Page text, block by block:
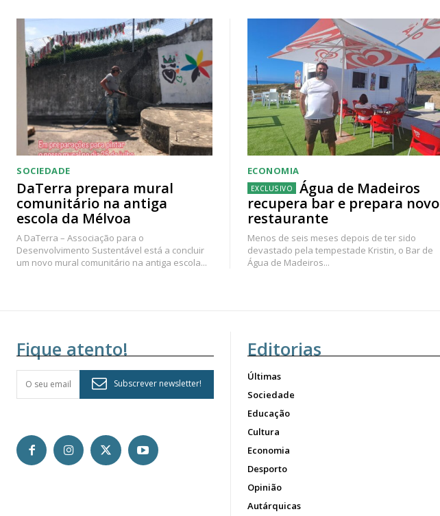
SOCIEDADE
DaTerra prepara mural
comunitário na antiga
escola da Mélvoa
A DaTerra – Associação para o
Desenvolvimento Sustentável está a concluir
um novo mural comunitário na antiga escola...
ECONOMIA
Água de Madeiros
recupera bar e prepara novo
restaurante
Menos de seis meses depois de ter sido
devastado pela tempestade Kristin, o Bar de
Água de Madeiros...
Fique atento!
Subscrever newsletter!
Editorias
Últimas
Sociedade
Educação
Cultura
Economia
Desporto
Opinião
Autárquicas